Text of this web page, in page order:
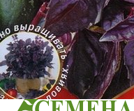
Садовый инструмент,
Консервирование
Средства защиты,
Обустройство сада,